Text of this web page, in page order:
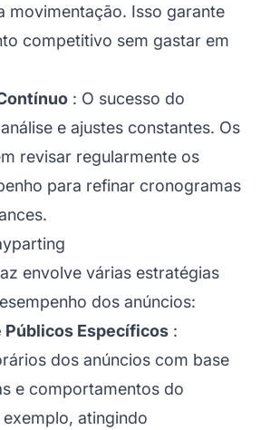
movimentação. Isso garante
competitivo sem gastar em
: O sucesso do
e ajustes constantes. Os
revisar regularmente os
para refinar cronogramas
envolve várias estratégias
dos anúncios:
Públicos Específicos :
dos anúncios com base
e comportamentos do
atingindo